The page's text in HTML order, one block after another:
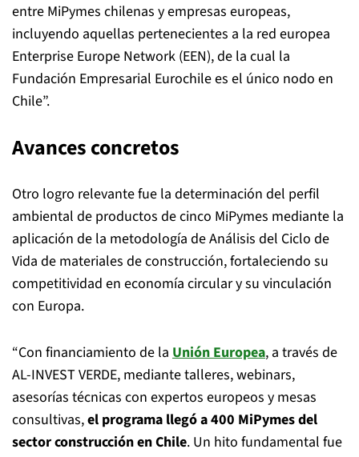
entre MiPymes chilenas y empresas europeas,
incluyendo aquellas pertenecientes a la red europea
Enterprise Europe Network (EEN), de la cual la
Fundación Empresarial Eurochile es el único nodo en
Chile”.
Avances concretos
Otro logro relevante fue la determinación del perfil
ambiental de productos de cinco MiPymes mediante la
aplicación de la metodología de Análisis del Ciclo de
Vida de materiales de construcción, fortaleciendo su
competitividad en economía circular y su vinculación
con Europa.
“Con financiamiento de la Unión Europea, a través de
AL-INVEST VERDE, mediante talleres, webinars,
asesorías técnicas con expertos europeos y mesas
consultivas,el programa llegó a 400 MiPymes del
sector construcción en Chile. Un hito fundamental fue